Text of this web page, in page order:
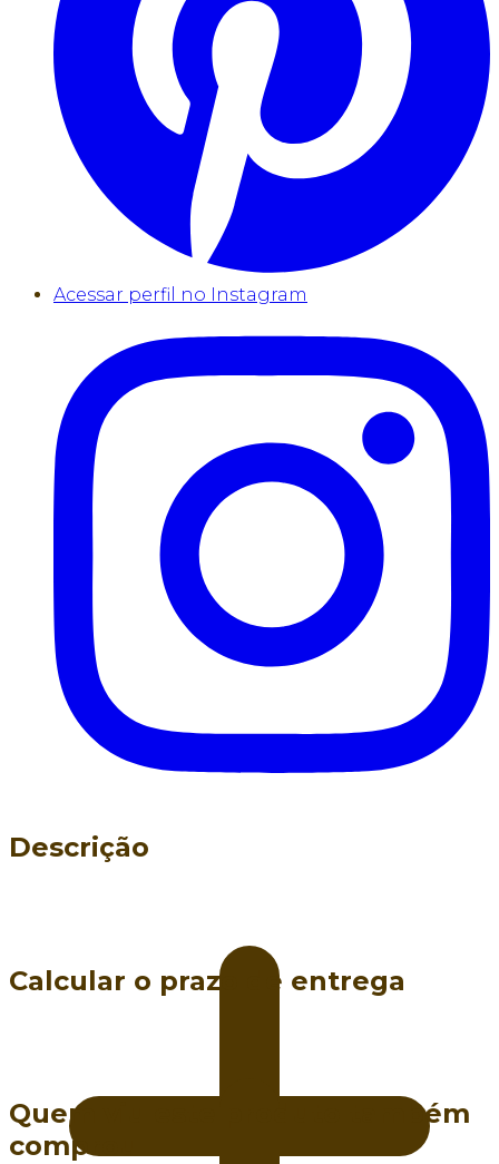
Acessar perfil no Instagram
Descrição
Calcular o prazo de entrega
Quem viu este produto também
comprou